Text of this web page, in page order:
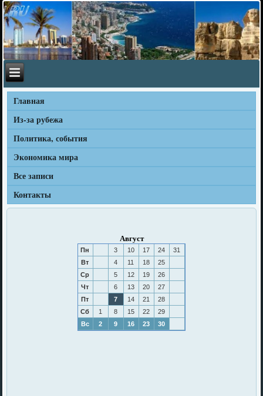
Главная
Из-за рубежа
Политика, события
Экономика мира
Все записи
Контакты
Август
Пн 3 10 17 24
31
Вт
4 11 18
25
Ср
5 12 19
26
Чт
6 13 20
27
Пт
7 14 21
28
Сб
1 8 15 22
29
Вс
2 9 16 23 30